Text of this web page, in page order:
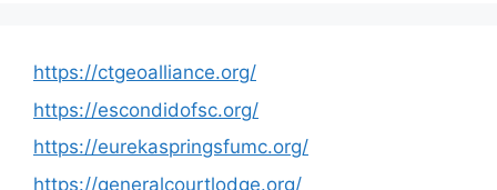
https://ctgeoalliance.org/
https://escondidofsc.org/
https://eurekaspringsfumc.org/
https://generalcourtlodge.org/